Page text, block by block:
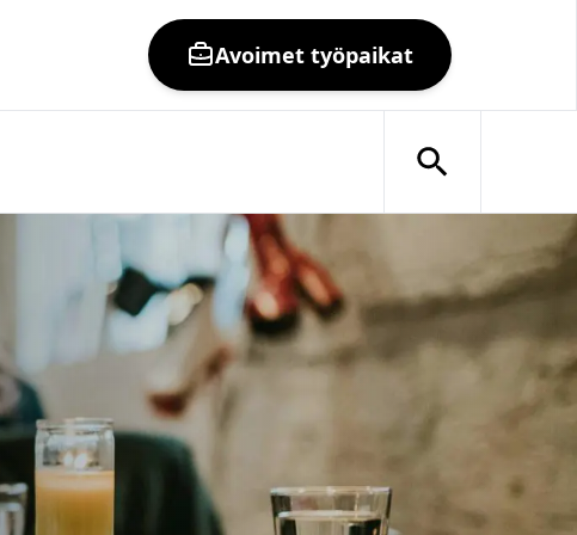
Avoimet työpaikat